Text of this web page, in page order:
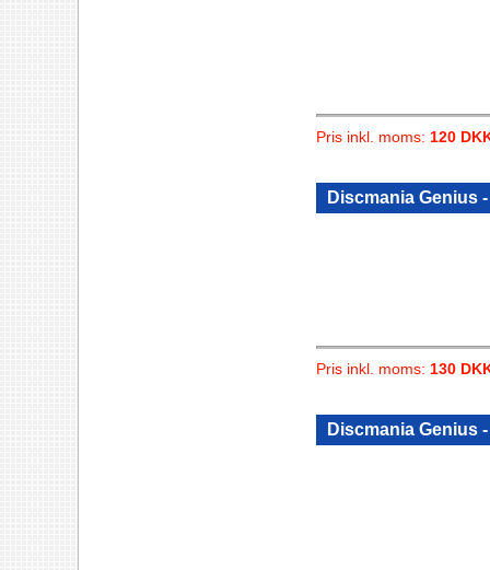
Pris inkl. moms: 120
Discmania Genius
Pris inkl. moms: 130
Discmania Genius